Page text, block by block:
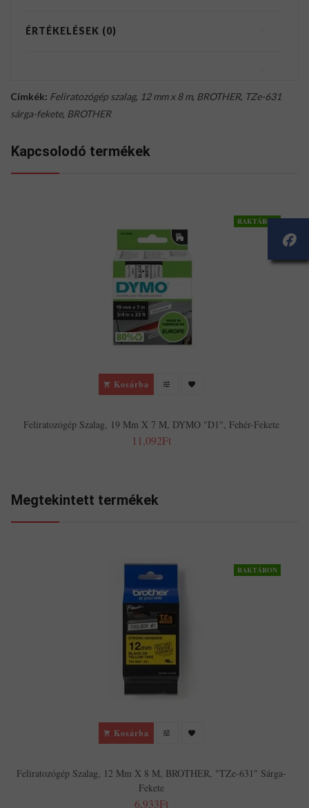
ÉRTÉKELÉSEK (0)
Címkék: Feliratozógép szalag, 12 mm x 8 m, BROTHER, TZe-631
sárga-fekete, BROTHER
Kapcsolodó termékek
RAKTÁRON
Kosárba
Feliratozógép Szalag, 19 Mm X 7 M, DYMO "D1", Fehér-Fekete
11,092Ft
Megtekintett termékek
RAKTÁRON
Kosárba
Feliratozógép Szalag, 12 Mm X 8 M, BROTHER, "TZe-631" Sárga-
Fekete
6,933Ft